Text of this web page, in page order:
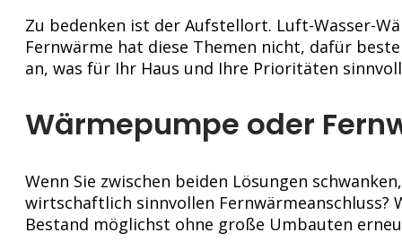
Zu bedenken ist der Aufstellort. Luft-Wasser-
Fernwärme hat diese Themen nicht, dafür
an, was für Ihr Haus und Ihre Prioritäten
Wärmepumpe oder
Wenn Sie zwischen beiden Lösungen
wirtschaftlich sinnvollen
Bestand möglichst ohne große Umbauten